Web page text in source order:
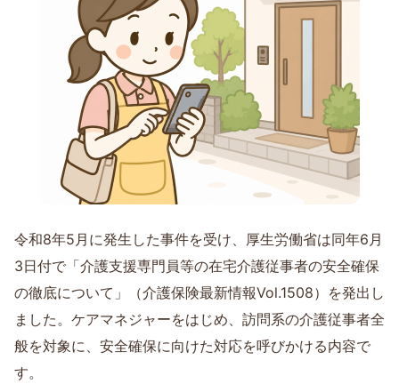
令和8年5月に発生した事件を受け、厚生労働省は同年6月
3日付で「介護支援専門員等の在宅介護従事者の安全確保
の徹底について」（介護保険最新情報Vol.1508）を発出し
ました。ケアマネジャーをはじめ、訪問系の介護従事者全
般を対象に、安全確保に向けた対応を呼びかける内容で
す。